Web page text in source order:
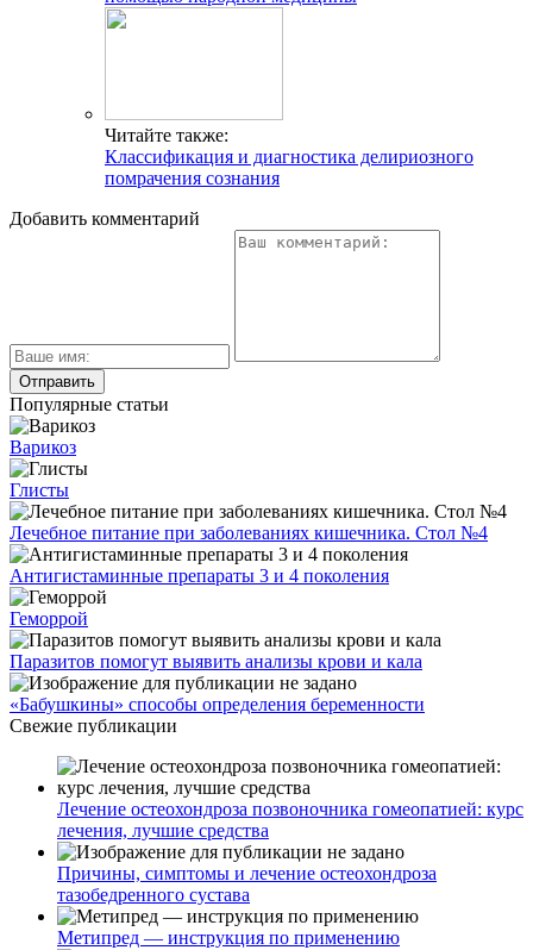
Читайте также:
Классификация и диагностика делириозного
помрачения сознания
Добавить комментарий
Популярные статьи
Варикоз
Глисты
Лечебное питание при заболеваниях кишечника. Стол №4
Антигистаминные препараты 3 и 4 поколения
Геморрой
Паразитов помогут выявить анализы крови и кала
«Бабушкины» способы определения беременности
Свежие публикации
Лечение остеохондроза позвоночника гомеопатией: курс
лечения, лучшие средства
Причины, симптомы и лечение остеохондроза
тазобедренного сустава
Метипред — инструкция по применению